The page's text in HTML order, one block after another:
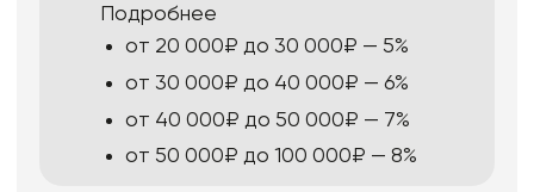
Подробнее
от 20 000₽ до 30 000₽ — 5%
от 30 000₽ до 40 000₽ — 6%
от 40 000₽ до 50 000₽ — 7%
от 50 000₽ до 100 000₽ — 8%